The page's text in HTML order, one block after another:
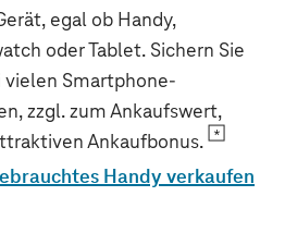
egal ob Handy,
oder Tablet. Sichern Sie
vielen Smartphone-
zzgl. zum Ankaufswert,
Ankaufbonus.
Handy verkaufen